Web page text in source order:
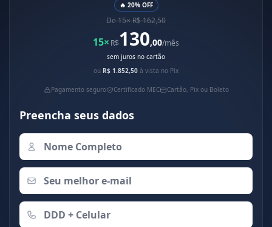
🔥 20% OFF
De 15× R$ 162,50
15× R$130,00/mês
sem juros no cartão
ou R$ 1.852,50 à vista no Pix
Pagamento seguro Certificado MEC Cartão, Pix ou Boleto
Preencha seus dados